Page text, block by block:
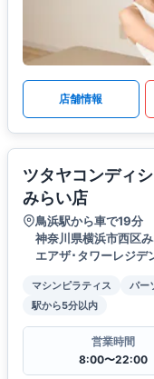
店舗情報
ツタヤコンディ
みらい店
鳥浜駅から車で19分
神奈川県横浜市西区
エアザ･タワーレジデ
マシンピラティス パー
駅から5分以内
営業時間
8:00〜22:00